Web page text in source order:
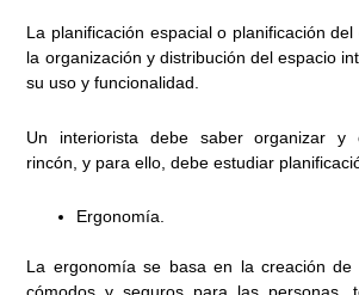
La planificación espacial o planificación
la organización y distribución del espacio
su uso y funcionalidad.
Un interiorista debe saber organizar y
rincón, y para ello, debe estudiar
Ergonomía.
La ergonomía se basa en la creación de